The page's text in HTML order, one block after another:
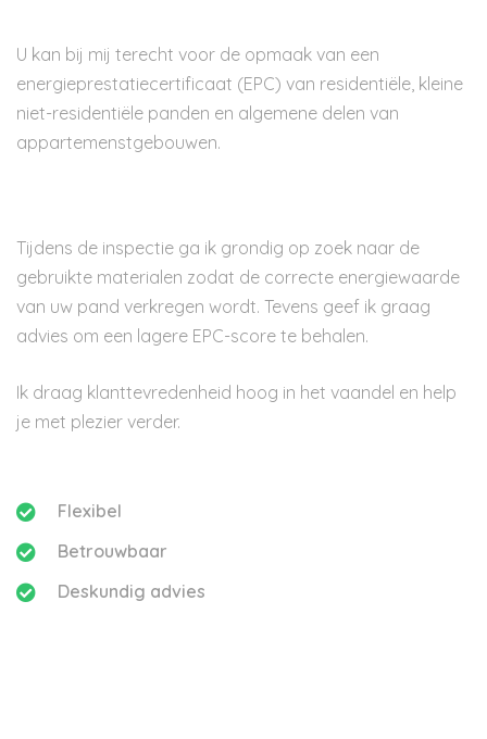
U kan bij mij terecht voor de opmaak van een
energieprestatiecertificaat (EPC) van residentiële, kleine
niet-residentiële panden en algemene delen van
appartemenstgebouwen.
Tijdens de inspectie ga ik grondig op zoek naar de
gebruikte materialen zodat de correcte energiewaarde
van uw pand verkregen wordt. Tevens geef ik graag
advies om een lagere EPC-score te behalen.
Ik draag klanttevredenheid hoog in het vaandel en help
je met plezier verder.
Flexibel
Betrouwbaar
Deskundig advies